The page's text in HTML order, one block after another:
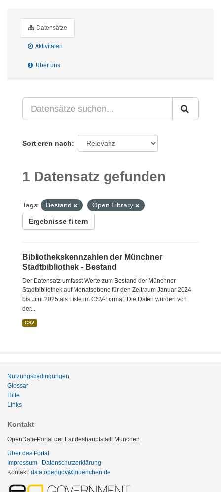
Datensätze
Aktivitäten
Über uns
Sortieren nach
1 Datensatz gefunden
Tags: Bestand Open Library
Ergebnisse filtern
Bibliothekskennzahlen der Münchner
Stadtbibliothek - Bestand
Der Datensatz umfasst Werte zum Bestand der Münchner
Stadtbibliothek auf Monatsebene für den Zeitraum Januar 2024
bis Juni 2025 als Liste im CSV-Format. Die Daten wurden von
der...
CSV
Nutzungsbedingungen
Glossar
Hilfe
Links
Kontakt
OpenData-Portal der Landeshauptstadt München
Über das Portal
Impressum - Datenschutzerklärung
Kontakt: data.opengov@muenchen.de